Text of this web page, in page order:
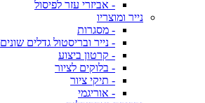
- אביזרי עזר לפיסול
נייר ומוצריו
- מסגרות
- נייר ובריסטול גדלים שונים
- קרטון ביצוע
- בלוקים לציור
- תיקי ציור
- אוריגמי